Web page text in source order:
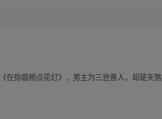
在你眉梢点花灯》，男主为三世善人，却是天煞